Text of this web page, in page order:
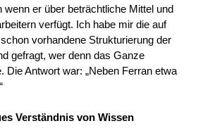
wenn er über beträchtliche Mittel und
verfügt. Ich habe mir die auf
vorhandene Strukturierung der
gefragt, wer denn das Ganze
Die Antwort war: „Neben Ferran etwa
Verständnis von Wissen